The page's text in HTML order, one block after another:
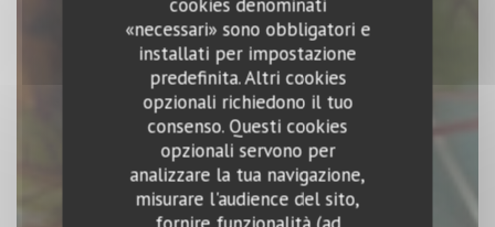
cookies denominati
«necessari» sono obbligatori e
installati per impostazione
predefinita. Altri cookies
opzionali richiedono il tuo
consenso. Questi cookies
opzionali servono per
analizzare la tua navigazione,
misurare l'audience del sito,